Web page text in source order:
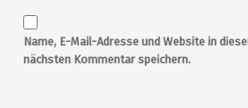
Name, E-Mail-Adresse und Website in
nächsten Kommentar speichern.